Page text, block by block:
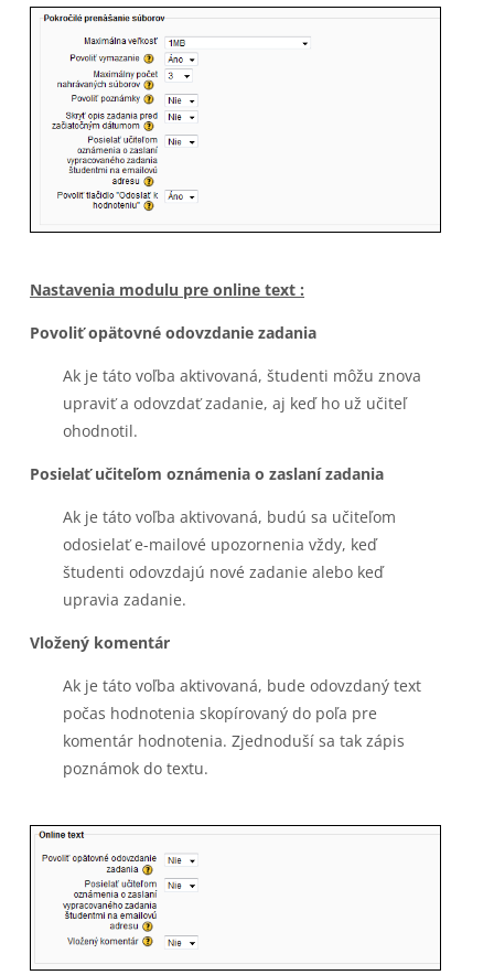
Nastavenia modulu pre online text :
Povoliť opätovné odovzdanie zadania
Ak je táto voľba aktivovaná, študenti môžu znova
upraviť a odovzdať zadanie, aj keď ho už učiteľ
ohodnotil.
Posielať učiteľom oznámenia o zaslaní zadania
Ak je táto voľba aktivovaná, budú sa učiteľom
odosielať e-mailové upozornenia vždy, keď
študenti odovzdajú nové zadanie alebo keď
upravia zadanie.
Vložený komentár
Ak je táto voľba aktivovaná, bude odovzdaný text
počas hodnotenia skopírovaný do poľa pre
komentár hodnotenia. Zjednoduší sa tak zápis
poznámok do textu.